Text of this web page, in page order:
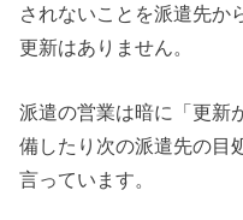
されないことを派遣先か
更新はありません。
派遣の営業は暗に「更新
備したり次の派遣先の目
言っています。